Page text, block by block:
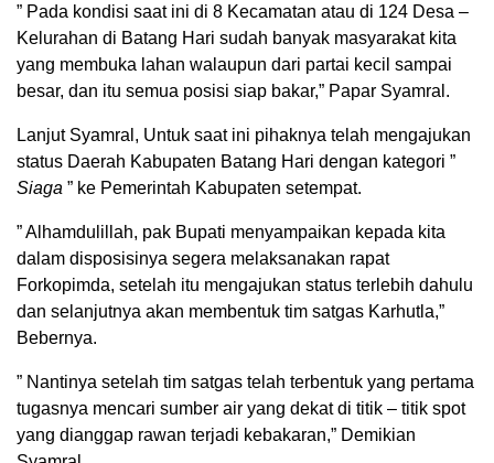
” Pada kondisi saat ini di 8 Kecamatan atau di 124 Desa –
Kelurahan di Batang Hari sudah banyak masyarakat kita
yang membuka lahan walaupun dari partai kecil sampai
besar, dan itu semua posisi siap bakar,” Papar Syamral.
Lanjut Syamral, Untuk saat ini pihaknya telah mengajukan
status Daerah Kabupaten Batang Hari dengan kategori ”
Siaga ” ke Pemerintah Kabupaten setempat.
” Alhamdulillah, pak Bupati menyampaikan kepada kita
dalam disposisinya segera melaksanakan rapat
Forkopimda, setelah itu mengajukan status terlebih dahulu
dan selanjutnya akan membentuk tim satgas Karhutla,”
Bebernya.
” Nantinya setelah tim satgas telah terbentuk yang pertama
tugasnya mencari sumber air yang dekat di titik – titik spot
yang dianggap rawan terjadi kebakaran,” Demikian